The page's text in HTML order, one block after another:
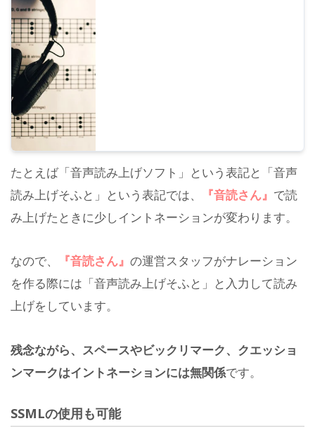
たとえば「音声読み上げソフト」という表記と「音声
読み上げそふと」という表記では、
『音読さん』 で読
み上げたときに少しイントネーションが変わります。
なので、 『音読さん』 の運営スタッフがナレーション
を作る際には「音声読み上げそふと」と入力して読み
上げをしています。
残念ながら、スペースやビックリマーク、クエッショ
ンマークはイントネーションには無関係です。
SSMLの使用も可能